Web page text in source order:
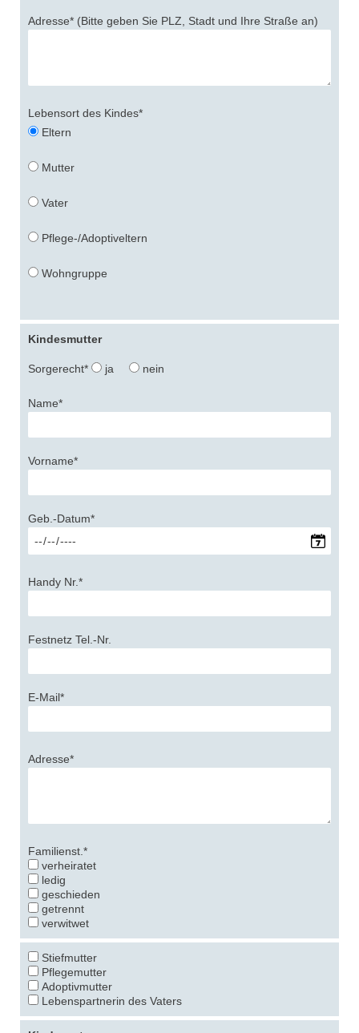
Adresse* (Bitte geben Sie PLZ, Stadt und Ihre Straße an)
Lebensort des Kindes*
Eltern
Mutter
Vater
Pflege-/Adoptiveltern
Wohngruppe
Kindesmutter
Sorgerecht* ja nein
Name*
Vorname*
Geb.-Datum*
Handy Nr.*
Festnetz Tel.-Nr.
E-Mail*
Adresse*
Familienst.*
verheiratet
ledig
geschieden
getrennt
verwitwet
Stiefmutter
Pflegemutter
Adoptivmutter
Lebenspartnerin des Vaters